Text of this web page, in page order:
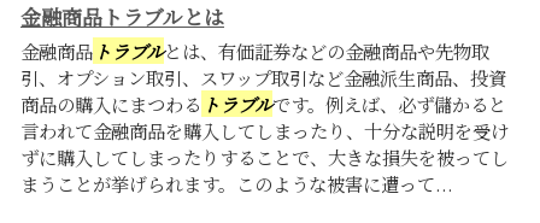
金融商品トラブルとは
金融商品 トラブルとは、有価証券などの金融商品や先物取
引、オプション取引、スワップ取引など金融派生商品、投資
商品の購入にまつわる トラブルです。例えば、必ず儲かると
言われて金融商品を購入してしまったり、十分な説明を受け
ずに購入してしまったりすることで、大きな損失を被ってし
まうことが挙げられます。このような被害に遭って...